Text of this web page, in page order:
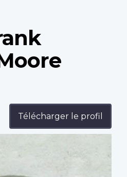
Télécharger le profil